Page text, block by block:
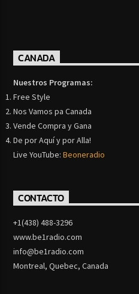
CANADA
Nuestros Programas:
Free Style
Nos Vamos pa Canada
Vende Compra y Gana
De por Aquí y por Alla!
Live YouTube:Beoneradio
CONTACTO
+1(438) 488-3296
www.be1radio.com
info@be1radio.com
Montreal, Quebec, Canada